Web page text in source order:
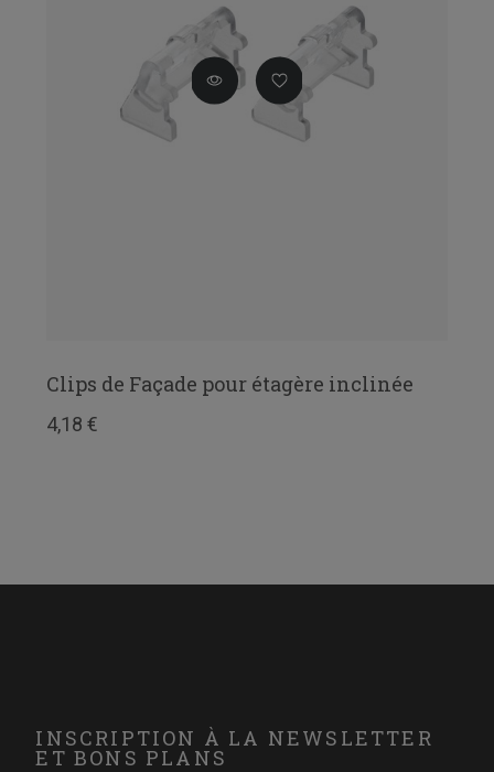
Clips de Façade pour étagère inclinée
4,18 €
INSCRIPTION À LA NEWSLETTER
ET BONS PLANS